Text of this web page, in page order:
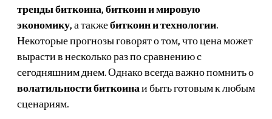
тренды биткоина биткоин и мировую
экономику , а такжебиткоин и технологии
Некоторые прогнозы говорят о том, что цена может
вырасти в несколько раз по сравнению с
сегодняшним днем. Однако всегда важно помнить о
волатильности биткоинаи быть готовым к любым
сценариям.